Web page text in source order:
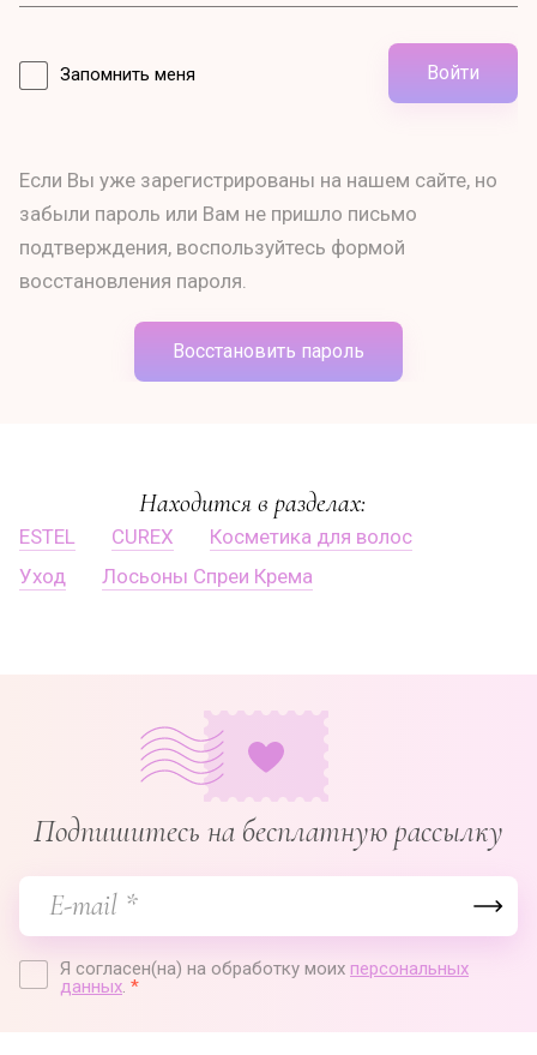
Запомнить меня Войти
Если Вы уже зарегистрированы на нашем сайте, но
забыли пароль или Вам не пришло письмо
подтверждения, воспользуйтесь формой
восстановления пароля.
Восстановить пароль
Находится в разделах:
ESTEL CUREX
Косметика для волос
Уход
Лосьоны Спреи Крема
Подпишитесь на бесплатную рассылку
Я согласен(на) на обработку моих персональных
данных. *